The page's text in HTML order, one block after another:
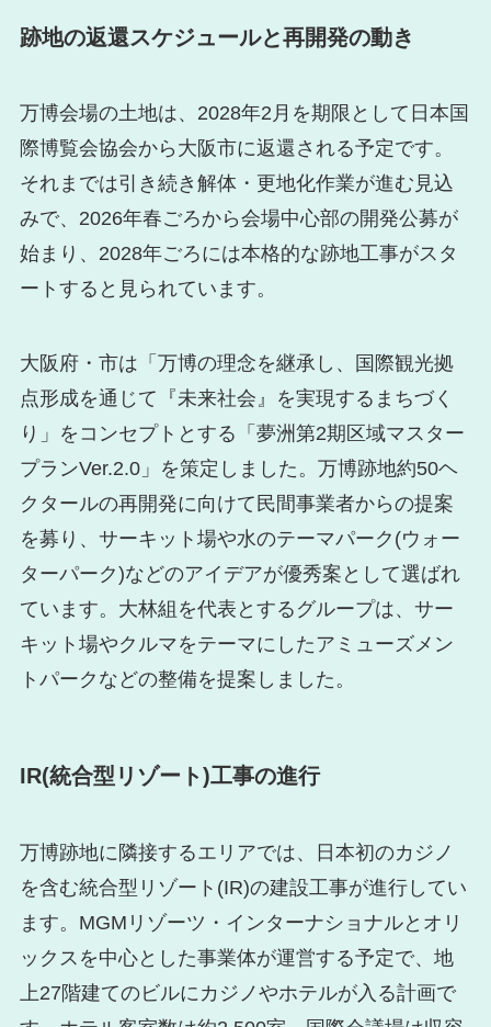
跡地の返還スケジュールと再開発の動き
万博会場の土地は、2028年2月を期限として日本国
際博覧会協会から大阪市に返還される予定です。
それまでは引き続き解体・更地化作業が進む見込
みで、2026年春ごろから会場中心部の開発公募が
始まり、2028年ごろには本格的な跡地工事がスタ
ートすると見られています。
大阪府・市は「万博の理念を継承し、国際観光拠
点形成を通じて『未来社会』を実現するまちづく
り」をコンセプトとする「夢洲第2期区域マスター
プランVer.2.0」を策定しました。万博跡地約50ヘ
クタールの再開発に向けて民間事業者からの提案
を募り、サーキット場や水のテーマパーク(ウォー
ターパーク)などのアイデアが優秀案として選ばれ
ています。大林組を代表とするグループは、サー
キット場やクルマをテーマにしたアミューズメン
トパークなどの整備を提案しました。
IR(統合型リゾート)工事の進行
万博跡地に隣接するエリアでは、日本初のカジノ
を含む統合型リゾート(IR)の建設工事が進行してい
ます。MGMリゾーツ・インターナショナルとオリ
ックスを中心とした事業体が運営する予定で、地
上27階建てのビルにカジノやホテルが入る計画で